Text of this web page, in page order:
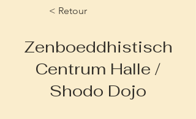
< Retour
Zenboeddhistisch
Centrum Halle /
Shodo Dojo